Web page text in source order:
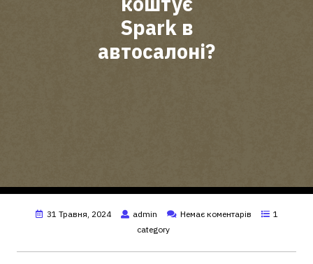
Spark в
автосалоні?
31 Травня, 2024 admin Немає коментарів
1
category